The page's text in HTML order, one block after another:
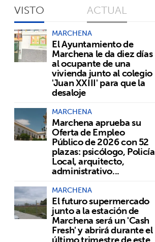
VISTO ACTUAL
MARCHENA
El Ayuntamiento de
Marchena le da diez días
al ocupante de una
vivienda junto al colegio
'Juan XXIII' para que la
desaloje
MARCHENA
Marchena aprueba su
Oferta de Empleo
Público de 2026 con 52
plazas: psicólogo, Policía
Local, arquitecto,
administrativo...
MARCHENA
El futuro supermercado
junto a la estación de
Marchena será un 'Cash
Fresh' y abrirá durante el